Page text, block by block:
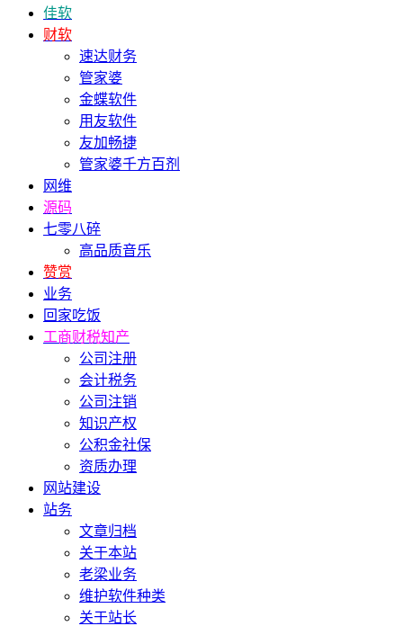
佳软
财软
速达财务
管家婆
金蝶软件
用友软件
友加畅捷
管家婆千方百剂
网维
源码
七零八碎
高品质音乐
赞赏
业务
回家吃饭
工商财税知产
公司注册
会计税务
公司注销
知识产权
公积金社保
资质办理
网站建设
站务
文章归档
关于本站
老梁业务
维护软件种类
关于站长